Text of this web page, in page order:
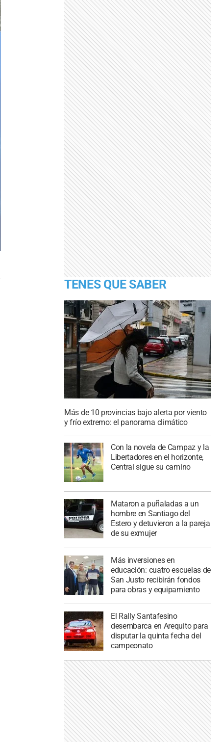
TENES QUE SABER
Más de 10 provincias bajo alerta por viento
y frío extremo: el panorama climático
Con la novela de Campaz y la
Libertadores en el horizonte,
Central sigue su camino
Mataron a puñaladas a un
hombre en Santiago del
Estero y detuvieron a la pareja
de su exmujer
Más inversiones en
educación: cuatro escuelas de
San Justo recibirán fondos
para obras y equipamiento
El Rally Santafesino
desembarca en Arequito para
disputar la quinta fecha del
campeonato